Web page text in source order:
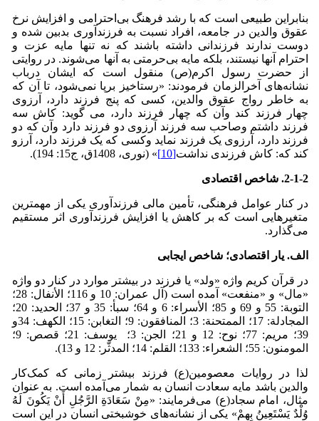
بنابراین طبیعی است که با رشد فرهنگ بی‌احترامی و افزایش نرخ
عقوق والدین در جامعه، افراد نسبت به فرزندآوری بدبین شده و
دوست ندارند فرزندانی داشته باشند که نه تنها مایه عزت و
احترام آنها نیستند، بلکه مایه بی‌حرمتی به آنها می‌شوند. در روایتی
از حضرت رسول اکرم(ص) منقول است که ایشان درباب
نشانه‌های آخرالزمان فرمودند: «رستاخیز برپا نمی‌شود، تا آن که
به خاطر رواج عقوق والدین، کسی که پنج فرزند دارد، آرزوی
چهار فرزند کند وآن که چهار فرزند دارد، می گوید: کاش سه
فرزند داشتم وصاحب سه فرزند آرزوی دو فرزند دارد وآن که دو
فرزند دارد، آرزوی یک فرزند نماید وکسی که یک فرزند دارد، آرزو
کند که: کاش فرزندی نداشت[10] » (نوری، 1408ق، ج15: 194).
2-1-2. شاخص اقتصادی
در کنار عوامل فرهنگی، تأمین مالی فرزندآوری یکی از مهمترین
متغیرهایی است که بر کاهش یا افزایش فرزندآوری اثر مستقیم
می‌گذارد.
الف. یار اقتصادی؛ شاخص ایجابی
در قرآن کریم واژه «ولد» یا فرزند در بیشتر موارد در کنار دو واژه
«مال» و «منفعت» آمده است (آل عمران: 10 و 116؛ الأنفال: 28؛
التوبة: 55 و 69 و 85؛ الأسراء: 6 و 64؛ سبأ: 35 و 37؛ الحدید: 20؛
المجادلة: 17؛ الممتحنة: 3؛ المنافقون: 9؛ التغابن: 15؛ الکهف: 34و
39؛ مریم: 77؛ نوح: 12 و 21؛ الجن: 3؛ یوسف: 21؛ قصص: 9؛
المومنون: 55؛ الشعراء: 133؛ القلم: 14؛ المدثّر: 12 و 13).
لذا در روایات معصومین(ع) فرزند بیشتر زمانی که کمک‌کار
والدین باشد مایه سعادت انسان به شمار می‌آمده است. به عنوان
مثال، امام سجاد(ع) می‌فرمایند: «مِنْ سَعَادَةِ الرَّجُلِ أَنْ یَکُونَ لَهُ
وُلْدٌ یَسْتَعِینُ بِهِمْ» یکی از نشانه‌های خوشبختی انسان در این است